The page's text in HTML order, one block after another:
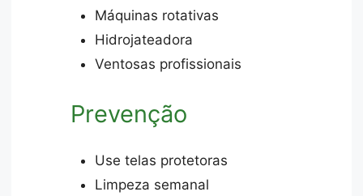
Máquinas rotativas
Hidrojateadora
Ventosas profissionais
Prevenção
Use telas protetoras
Limpeza semanal